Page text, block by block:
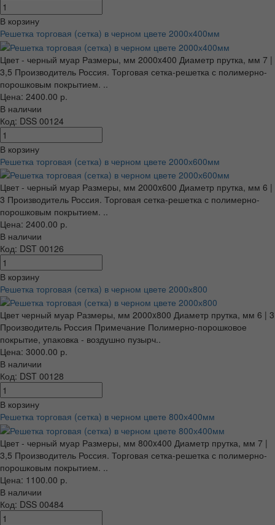
В корзину
Решетка торговая (сетка) в черном цвете 2000х400мм
Цвет - черный муар Размеры, мм 2000x400 Диаметр прутка, мм 7 |
3,5 Производитель Россия. Торговая сетка-решетка с полимерно-
порошковым покрытием. ..
Цена: 2400.00 р.
В наличии
Код: DSS 00124
В корзину
Решетка торговая (сетка) в черном цвете 2000х600мм
Цвет - черный муар Размеры, мм 2000x600 Диаметр прутка, мм 6 |
3 Производитель Россия. Торговая сетка-решетка с полимерно-
порошковым покрытием. ..
Цена: 2400.00 р.
В наличии
Код: DST 00126
В корзину
Решетка торговая (сетка) в черном цвете 2000х800
Цвет черный муар Размеры, мм 2000x800 Диаметр прутка, мм 6 | 3
Производитель Россия Примечание Полимерно-порошковое
покрытие, упаковка - воздушно пузырч..
Цена: 3000.00 р.
В наличии
Код: DST 00128
В корзину
Решетка торговая (сетка) в черном цвете 800х400мм
Цвет - черный муар Размеры, мм 800x400 Диаметр прутка, мм 7 |
3,5 Производитель Россия. Торговая сетка-решетка с полимерно-
порошковым покрытием. ..
Цена: 1100.00 р.
В наличии
Код: DSS 00484